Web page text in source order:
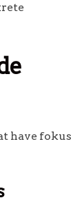
have fokus